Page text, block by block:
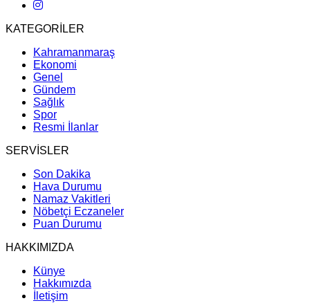
KATEGORİLER
Kahramanmaraş
Ekonomi
Genel
Gündem
Sağlık
Spor
Resmi İlanlar
SERVİSLER
Son Dakika
Hava Durumu
Namaz Vakitleri
Nöbetçi Eczaneler
Puan Durumu
HAKKIMIZDA
Künye
Hakkımızda
İletişim